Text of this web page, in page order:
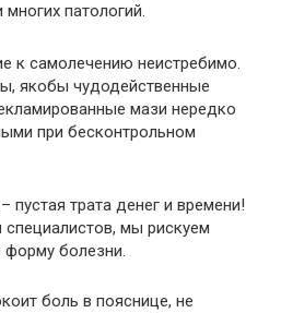
многих патологий.
к самолечению неистребимо.
якобы чудодейственные
мази нередко
при бесконтрольном
пустая трата денег и времени!
мы рискуем
болезни.
боль в пояснице, не